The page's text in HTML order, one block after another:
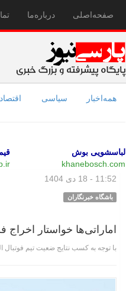
صفحه‌اصلی درباره‌ما
همه‌اخبار سیاسی
لباسشویی بوش
khanebosch.com
11:52 - 18 دی 1404
باشگاه خبرنگاران
اماراتی‌ها خواستار
با توجه به کسب نتایج ضعیت تیم فوتبال